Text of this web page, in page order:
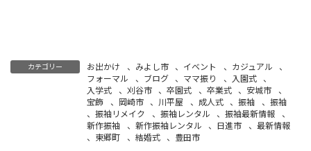
カテゴリー お出かけ 、 みよし市 、 イベント 、 カジュアル
、
フォーマル
、 ブログ 、 ママ振り 、 入園式
、
入学式
、 刈谷市 、卒園式 、 卒業式 、 安城市
、
宝飾
、 岡崎市 、 川平屋 、 成人式 、振袖 、 振袖
、 振袖リメイク 、 振袖レンタル 、振袖最新情報
、
新作振袖
、 新作振袖レンタル 、 日進市 、 最新情報
、 東郷町 、 結婚式 、 豊田市